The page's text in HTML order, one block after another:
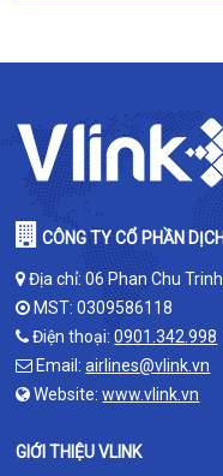
CÔNG TY CỔ PHẦN
Địa chỉ: 06 Phan Chu
MST: 0309586118
Điện thoại:0901.342.998
Email:airlines@vlink.vn
Website:www.vlink.vn
GIỚI THIỆU VLINK